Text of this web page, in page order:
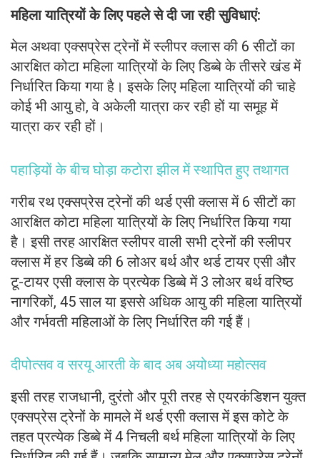
महिला यात्रियों के लिए पहले से दी जा रही सुविधाएं:
मेल अथवा एक्सप्रेस ट्रेनों में स्लीपर क्लास की 6 सीटों का
आरक्षित कोटा महिला यात्रियों के लिए डिब्बे के तीसरे खंड में
निर्धारित किया गया है। इसके लिए महिला यात्रियों की चाहे
कोई भी आयु हो, वे अकेली यात्रा कर रही हों या समूह में
यात्रा कर रही हों।
पहाड़ियों के बीच घोड़ा कटोरा झील में स्थापित हुए तथागत
गरीब रथ एक्सप्रेस ट्रेनों की थर्ड एसी क्लास में 6 सीटों का
आरक्षित कोटा महिला यात्रियों के लिए निर्धारित किया गया
है। इसी तरह आरक्षित स्लीपर वाली सभी ट्रेनों की स्लीपर
क्लास में हर डिब्बे की 6 लोअर बर्थ और थर्ड टायर एसी और
टू-टायर एसी क्लास के प्रत्येक डिब्बे में 3 लोअर बर्थ वरिष्ठ
नागरिकों, 45 साल या इससे अधिक आयु की महिला यात्रियों
और गर्भवती महिलाओं के लिए निर्धारित की गई हैं।
दीपोत्सव व सरयू आरती के बाद अब अयोध्या महोत्सव
इसी तरह राजधानी, दुरंतो और पूरी तरह से एयरकंडिशन युक्त
एक्सप्रेस ट्रेनों के मामले में थर्ड एसी क्लास में इस कोटे के
तहत प्रत्येक डिब्बे में 4 निचली बर्थ महिला यात्रियों के लिए